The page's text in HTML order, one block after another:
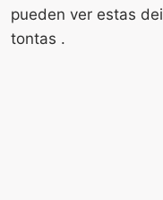
pueden ver estas
tontas .